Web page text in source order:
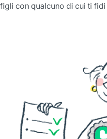
figli con qualcuno di cui ti